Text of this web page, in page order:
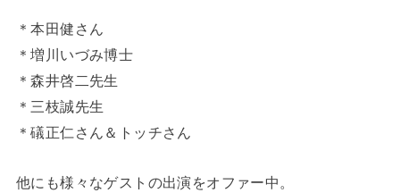
＊本田健さん
＊増川いづみ博士
＊森井啓二先生
＊三枝誠先生
＊礒正仁さん＆トッチさん
他にも様々なゲストの出演をオファー中。